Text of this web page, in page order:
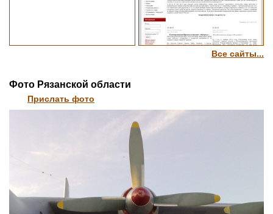
Все сайты...
Фото Рязанской области
Прислать фото